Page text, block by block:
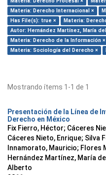
Materia: Derecho Internacional ×
Has File(s): true ×
Materia:
Autor: Hernández Martínez, María
Materia: Derecho de la Información ×
Materia: Sociología del Derecho ×
Mostrando ítems 1-1 de 1
Presentación de la Línea de
Derecho en México
Fix Fierro, Héctor; Cáceres
Cáceres Nieto, Enrique; Silva
Innamorato, Mauricio; Flores
Hernández Martínez, María
Alberto